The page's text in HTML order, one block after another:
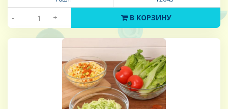
- + В КОРЗИНУ